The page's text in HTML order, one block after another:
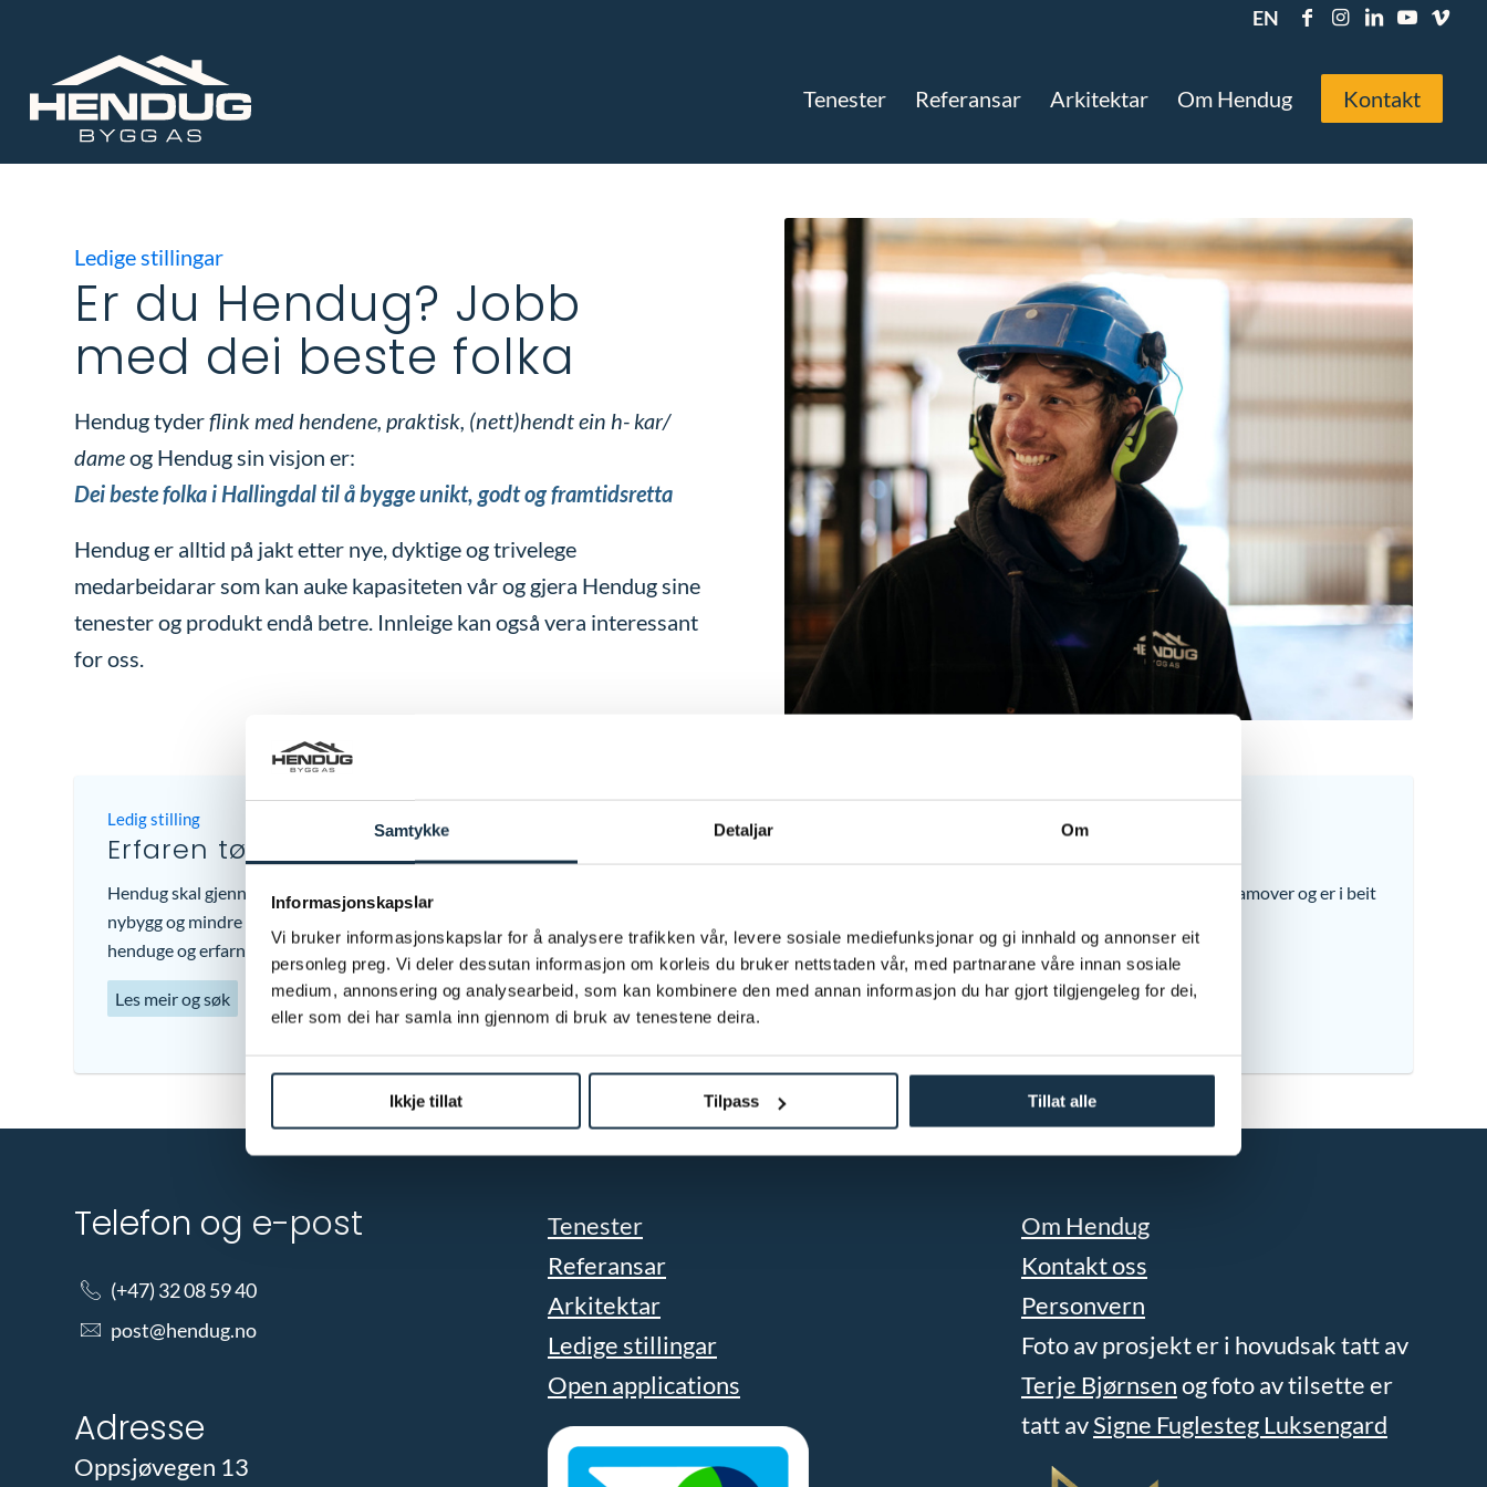
Samtykke Detaljar Om
Informasjonskapslar
Vi bruker informasjonskapslar for å analysere trafikken vår, levere sosiale mediefunksjonar og gi innhald og annonser eit
personleg preg. Vi deler dessutan informasjon om korleis du bruker nettstaden vår, med partnarane våre innan sosiale
medium, annonsering og analysearbeid, som kan kombinere den med annan informasjon du har gjort tilgjengeleg for dei,
eller som dei har samla inn gjennom di bruk av tenestene deira.
Ikkje tillat Tilpass Tillat alle
EN
Tenester Referansar Arkitektar Om Hendug Kontakt
Ledige stillingar
Er du Hendug? Jobb
med dei beste folka
Hendug tyderflink med hendene, praktisk, (nett)hendt ein h- kar/
dameog Hendug sin visjon er:
Dei beste folka i Hallingdal til å bygge unikt, godt og framtidsretta
Hendug er alltid på jakt etter nye, dyktige og trivelege
medarbeidarar som kan auke kapasiteten vår og gjera Hendug sine
tenester og produkt endå betre. Innleige kan også vera interessant
for oss.
Ledig stilling
Erfaren tømrar / formann
Hendug skal gjennomføre mange spennande prosjekt i tida framover, både
nybygg og mindre rehabiliterings- og tømraroppdrag, og er på jakt etter
henduge og erfarne tømrarar/ formenn som kan styrke kapasiteten vår.
Les meir og søk
Hendug skal gjennomføre restaureringsprosjekt i tida framover og er i beit
Les meir og søk
Telefon og e-post
(+47) 32 08 59 40
post@hendug.no
Adresse
Oppsjøvegen 13
Tenester
Referansar
Arkitektar
Ledige stillingar
Open applications
Om Hendug
Kontakt oss
Personvern
Foto av prosjekt er i hovudsak tatt av
Terje Bjørnsenog foto av tilsette er
tatt avSigne Fuglesteg Luksengard